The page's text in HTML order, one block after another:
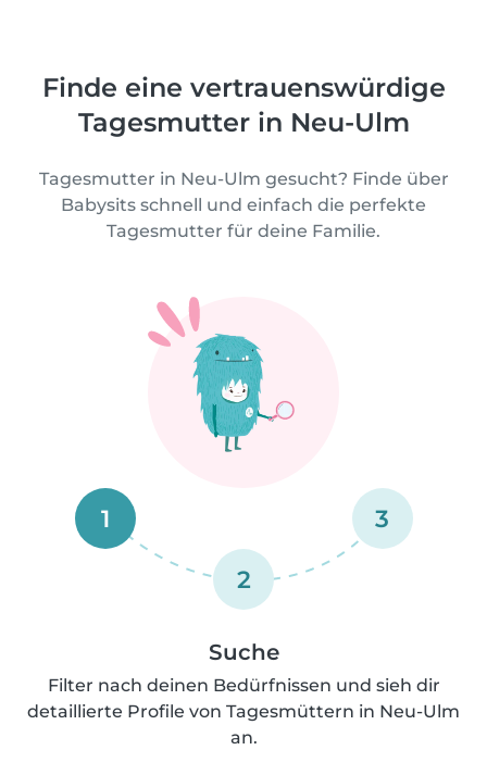
Finde eine vertrauenswürdige
Tagesmutter in Neu-Ulm
Tagesmutter in Neu-Ulm gesucht? Finde über
Babysits schnell und einfach die perfekte
Tagesmutter für deine Familie.
1
2
3
Suche
Filter nach deinen Bedürfnissen und sieh dir
detaillierte Profile von Tagesmüttern in Neu-Ulm
an.